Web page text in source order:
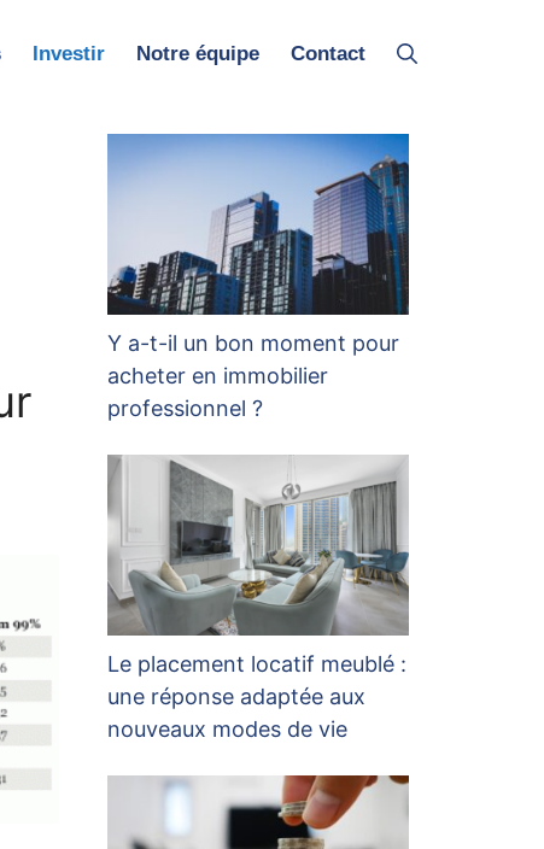
Investir Notre équipe Contact
Y a-t-il un bon moment pour
acheter en immobilier
professionnel ?
Le placement locatif meublé :
une réponse adaptée aux
nouveaux modes de vie